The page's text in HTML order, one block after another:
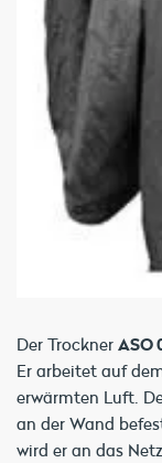
Der Trockner ASO
Er arbeitet auf
erwärmten Luft.
an der Wand
wird er an das